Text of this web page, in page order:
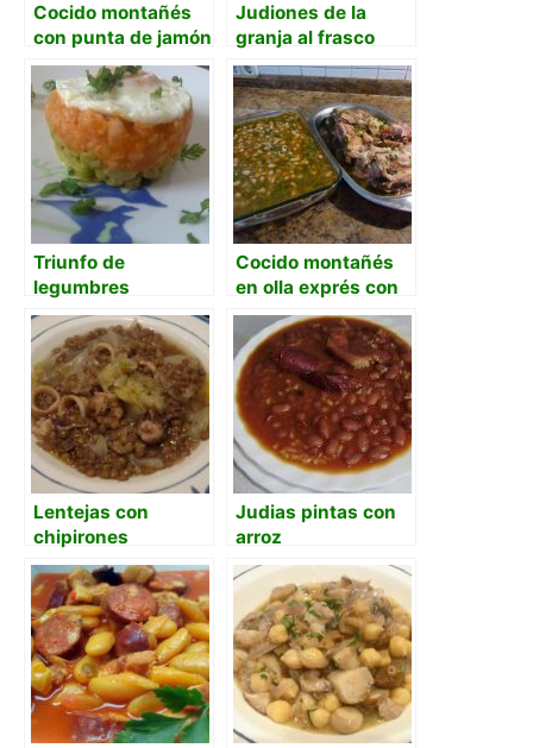
Cocido montañés
con punta de jamón
Judiones de la
granja al frasco
Triunfo de
legumbres
anticrisis
Cocido montañés
en olla exprés con
patata
Lentejas con
chipirones
Judias pintas con
arroz